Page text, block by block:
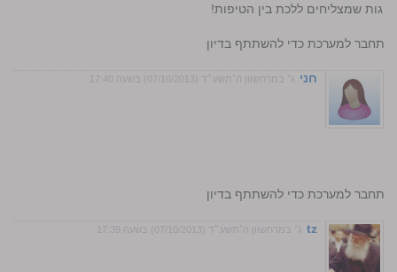
לזוגות שמצליחים ללכת בין הטיפות!
התחבר למערכת כדי להשתתף בדיון
חני ג׳ במרחשוון ה׳תשע״ד (07/10/2013) בשעה 17:40
התחבר למערכת כדי להשתתף בדיון
tz ג׳ במרחשוון ה׳תשע״ד (07/10/2013) בשעה 17:39